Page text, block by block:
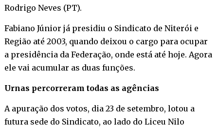
Rodrigo Neves (PT).
Fabiano Júnior já presidiu o Sindicato de Niterói e
Região até 2003, quando deixou o cargo para ocupar
a presidência da Federação, onde está até hoje. Agora
ele vai acumular as duas funções.
Urnas percorreram todas as agências
A apuração dos votos, dia 23 de setembro, lotou a
futura sede do Sindicato, ao lado do Liceu Nilo